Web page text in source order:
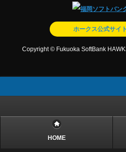
ホークス公式サイ
Copyright © Fukuoka SoftBank
HOME